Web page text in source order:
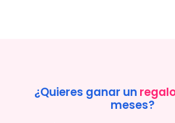
¿Quieres ganar un
meses?